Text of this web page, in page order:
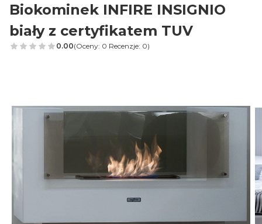
Biokominek INFIRE INSIGNIO
biały z certyfikatem TUV
0.00(Oceny: 0 Recenzje: 0)